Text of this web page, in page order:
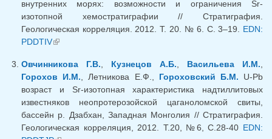
внутренних морях: возможности и ограничения Sr-
изотопной хемостратиграфии // Стратиграфия.
Геологическая корреляция. 2012. Т. 20. № 6. С. 3–19. EDN:
PDDTIV(внешняя ссылка)
Овчинникова Г.В. Кузнецов А.Б. Васильева И.М.
Горохов И.М. , Летникова Е.Ф., Гороховский Б.М. U-Pb
возраст и Sr-изотопная характеристика надтиллитовых
известняков неопротерозойской цаганоломской свиты,
бассейн р. Дзабхан, Западная Монголия // Стратиграфия.
Геологическая корреляция, 2012. Т.20, №6, С.28-40 EDN: